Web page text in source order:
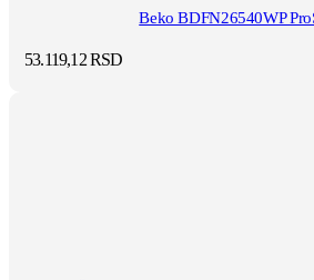
Beko BDFN26540WP
53.119,12RSD